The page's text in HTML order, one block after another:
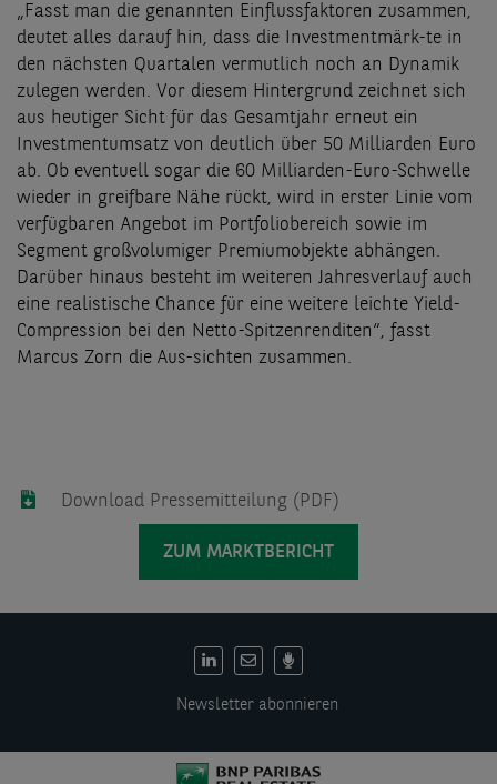
„Fasst man die genannten Einflussfaktoren zusammen,
deutet alles darauf hin, dass die Investmentmärk-te in
den nächsten Quartalen vermutlich noch an Dynamik
zulegen werden. Vor diesem Hintergrund zeichnet sich
aus heutiger Sicht für das Gesamtjahr erneut ein
Investmentumsatz von deutlich über 50 Milliarden Euro
ab. Ob eventuell sogar die 60 Milliarden-Euro-Schwelle
wieder in greifbare Nähe rückt, wird in erster Linie vom
verfügbaren Angebot im Portfoliobereich sowie im
Segment großvolumiger Premiumobjekte abhängen.
Darüber hinaus besteht im weiteren Jahresverlauf auch
eine realistische Chance für eine weitere leichte Yield-
Compression bei den Netto-Spitzenrenditen“, fasst
Marcus Zorn die Aus-sichten zusammen.
Download Pressemitteilung (PDF)
ZUM MARKTBERICHT
Newsletter abonnieren